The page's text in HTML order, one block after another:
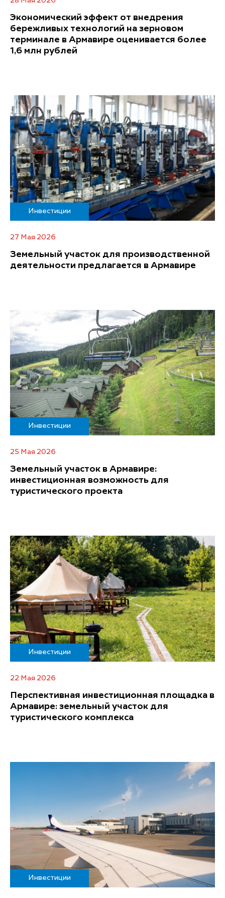
Экономический эффект от внедрения
бережливых технологий на зерновом
терминале в Армавире оценивается более
1,6 млн рублей
Инвестиции
27 Мая 2026
Земельный участок для производственной
деятельности предлагается в Армавире
Инвестиции
25 Мая 2026
Земельный участок в Армавире:
инвестиционная возможность для
туристического проекта
Инвестиции
22 Мая 2026
Перспективная инвестиционная площадка в
Армавире: земельный участок для
туристического комплекса
Инвестиции